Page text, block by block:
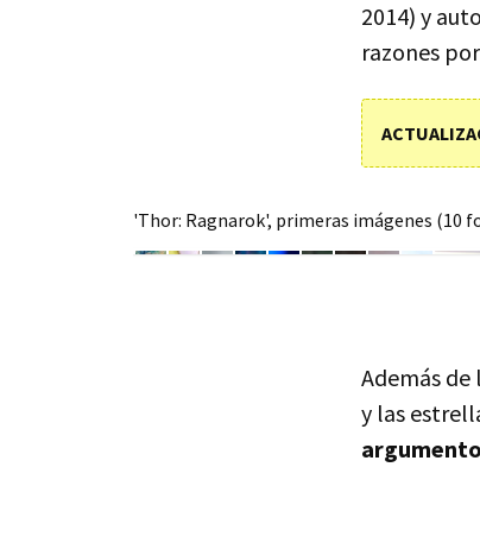
2014) y
razones
'Thor: Ragnarok', primeras imágenes (10
Además de
y las